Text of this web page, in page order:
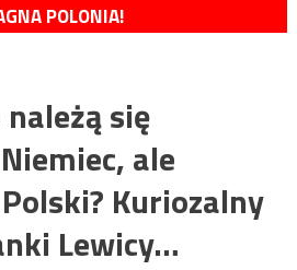
POLONIA!
się
ale
Kuriozalny
Lewicy…